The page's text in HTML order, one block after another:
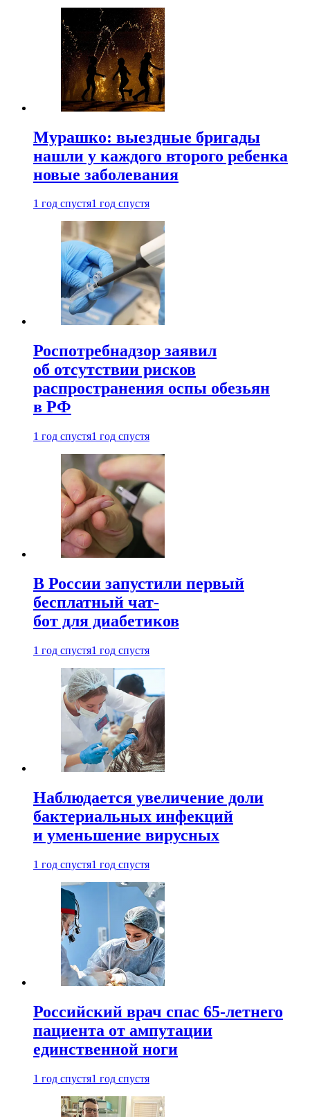
Мурашко: выездные бригады
нашли у каждого второго ребенка
новые заболевания
1 год спустя1 год спустя
Роспотребнадзор заявил
об отсутствии рисков
распространения оспы обезьян
в РФ
1 год спустя1 год спустя
В России запустили первый
бесплатный чат-
бот для диабетиков
1 год спустя1 год спустя
Наблюдается увеличение доли
бактериальных инфекций
и уменьшение вирусных
1 год спустя1 год спустя
Российский врач спас 65-летнего
пациента от ампутации
единственной ноги
1 год спустя1 год спустя